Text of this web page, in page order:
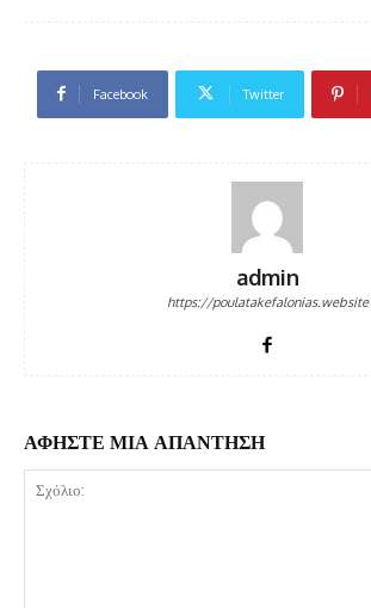
Facebook Twitter
admin
https://poulatakefalonias.website
ΑΦΗΣΤΕ ΜΙΑ ΑΠΑΝΤΗΣΗ